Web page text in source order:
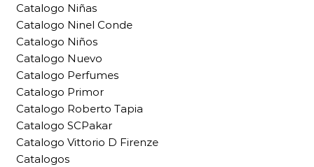
Catalogo Niñas
Catalogo Ninel Conde
Catalogo Niños
Catalogo Nuevo
Catalogo Perfumes
Catalogo Primor
Catalogo Roberto Tapia
Catalogo SCPakar
Catalogo Vittorio D Firenze
Catalogos